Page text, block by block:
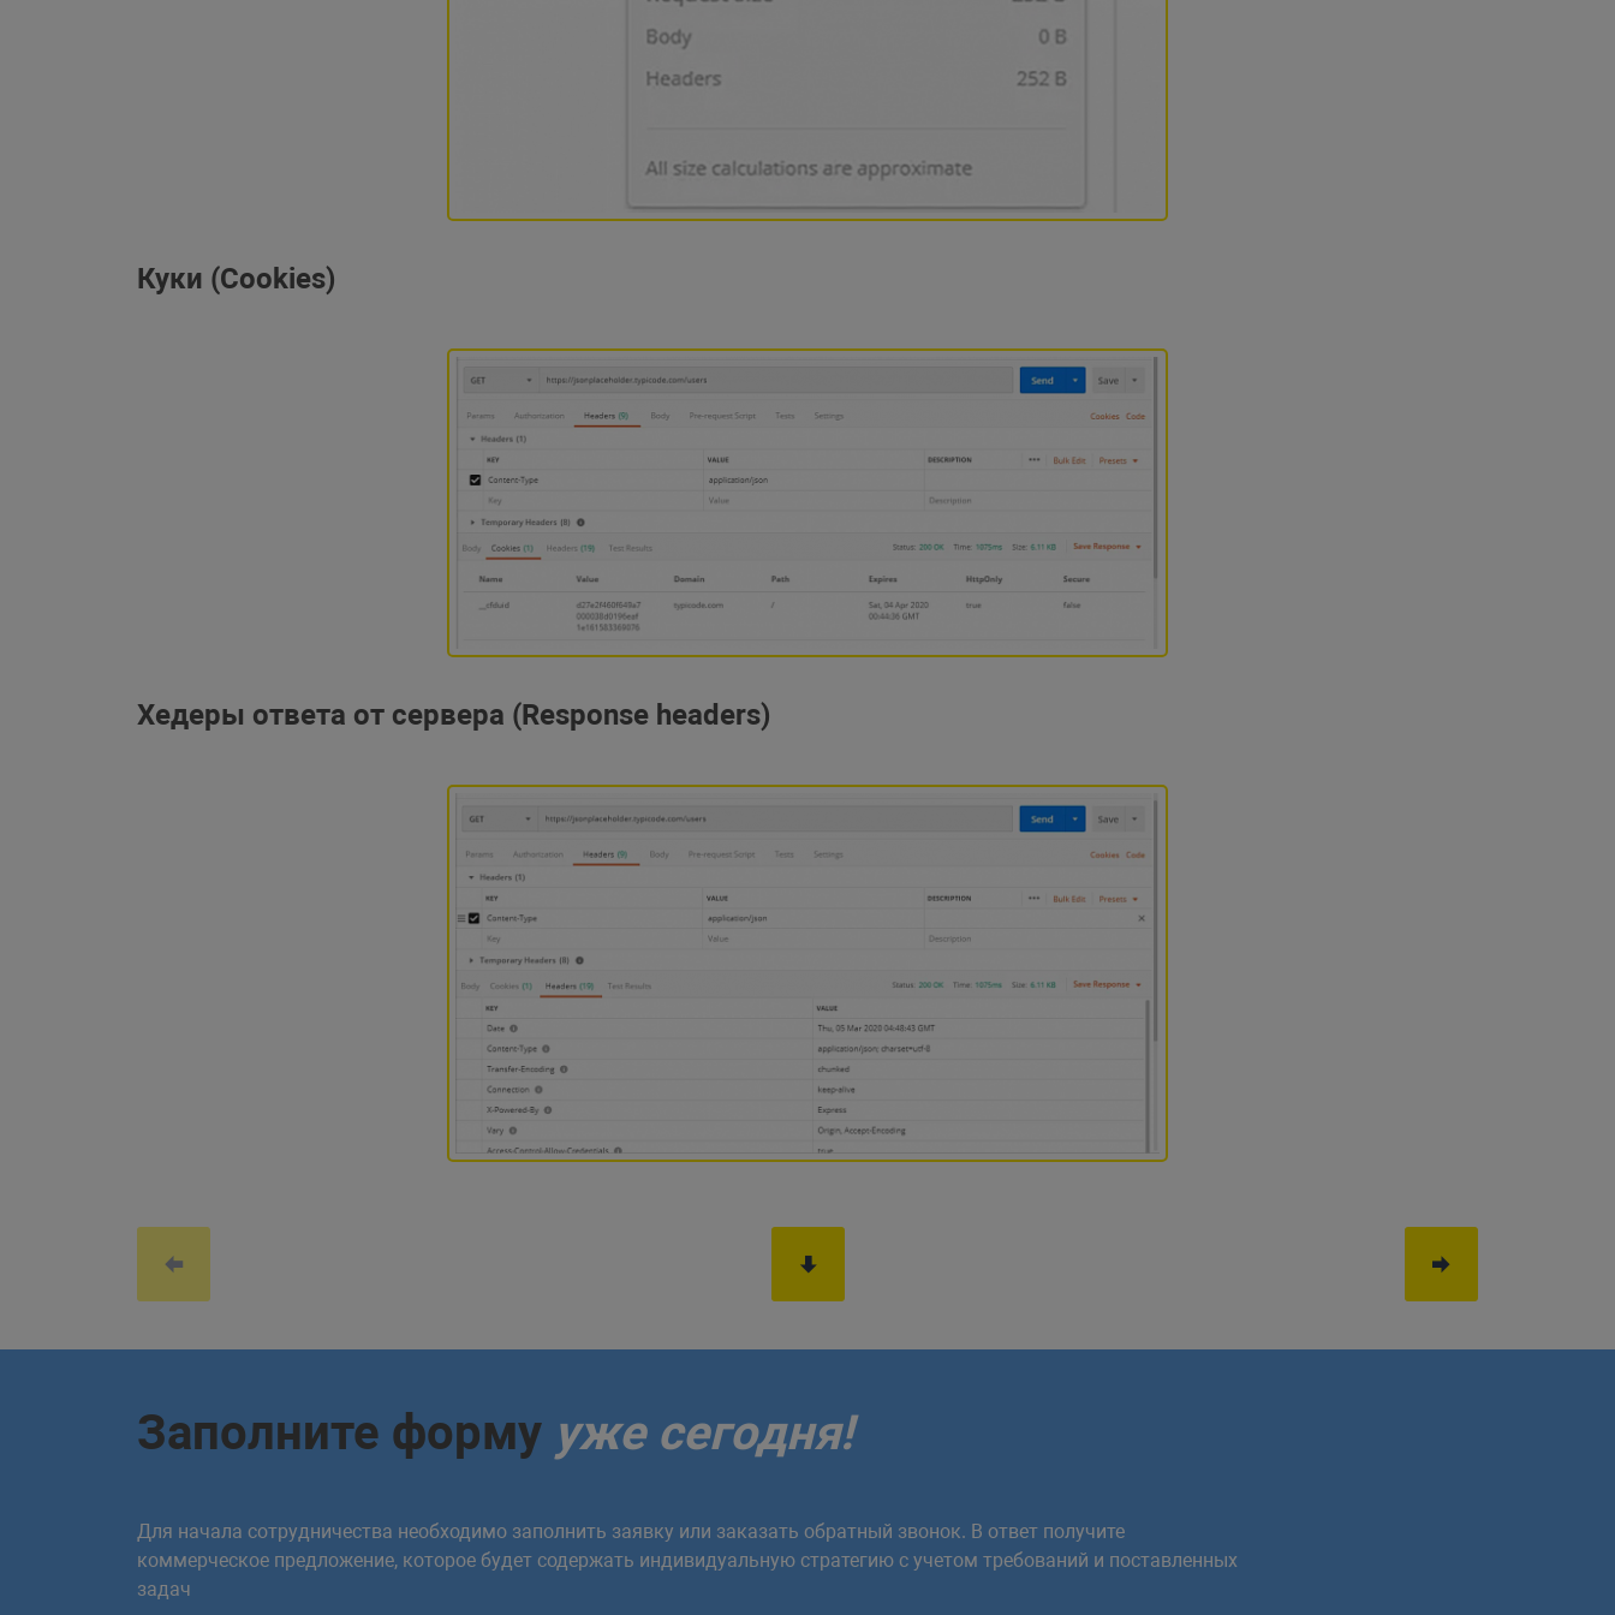
Куки (Cookies)
Хедеры ответа от сервера (Response headers)
Заполните форму уже сегодня!
Для начала сотрудничества необходимо заполнить заявку или заказать обратный звонок. В ответ получите
коммерческое предложение, которое будет содержать индивидуальную стратегию с учетом требований и поставленных
задач